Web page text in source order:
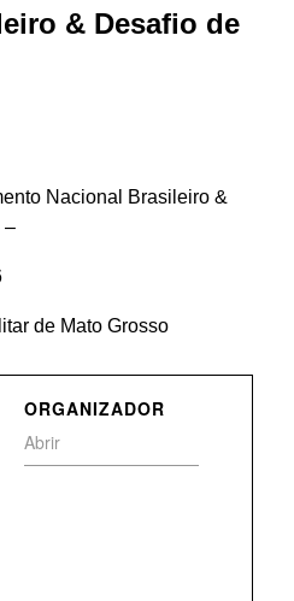
& Desafio de
Nacional Brasileiro &
–
de Mato Grosso
ORGANIZADOR
Abrir